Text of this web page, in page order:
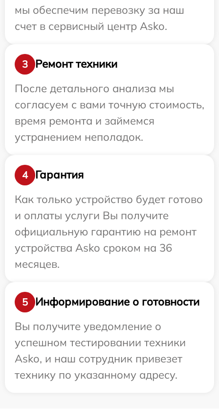
мы обеспечим перевозку за наш
счет в сервисный центр Asko.
3
Ремонт техники
После детального анализа мы
согласуем с вами точную стоимость,
время ремонта и займемся
устранением неполадок.
4
Гарантия
Как только устройство будет готово
и оплаты услуги Вы получите
официальную гарантию на ремонт
устройства Asko сроком на 36
месяцев.
5
Информирование о готовности
Вы получите уведомление о
успешном тестировании техники
Asko, и наш сотрудник привезет
технику по указанному адресу.